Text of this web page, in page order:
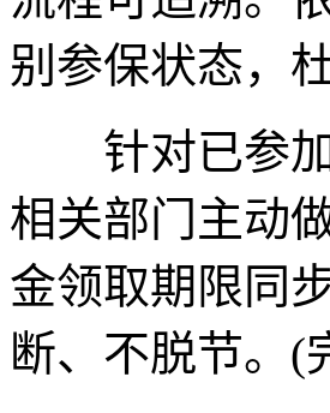
别参保状态，
针对已参加
相关部门主动
金领取期限同
断、不脱节。(